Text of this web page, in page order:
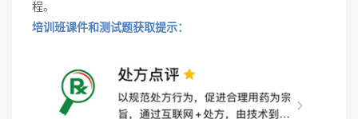
程。
培训班课件和测试题获取提示：